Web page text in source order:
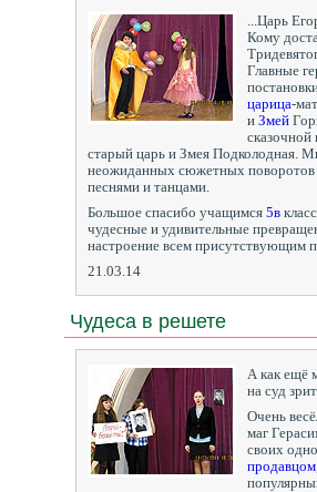
...Царь
Кому
Главные
царица-
и Змей
сказочной
старый царь и Змея Подколодная.
неожиданных сюжетных
песнями и танцами.
Большое спасибо учащимся 5в
чудесные и удивительные
настроение всем присутствующим
21.03.14
Чудеса в решете
А как ещё
на суд
Очень
маг
своих
продавцом